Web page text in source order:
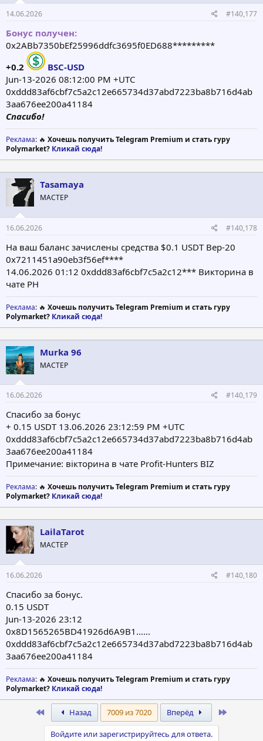
14.06.2026 #140,177
Бонус получен:
0x2ABb7350bEf25996ddfc3695f0ED688*********
+0.2
BSC-USD
Jun-13-2026 08:12:00 PM +UTC
0xddd83af6cbf7c5a2c12e665734d37abd7223ba8b716d4ab
3aa676ee200a41184
Спасибо!
Реклама: 🔥 Хочешь получить Telegram Premium и стать гуру
Polymarket? Кликай сюда!
Tasamaya
МАСТЕР
16.06.2026 #140,178
На ваш баланс зачислены средства $0.1 USDT Bep-20
0x7211451a90eb3f56ef****
14.06.2026 01:12 0xddd83af6cbf7c5a2c12*** Викторина в
чате PH
Реклама: 🔥 Хочешь получить Telegram Premium и стать гуру
Polymarket? Кликай сюда!
Murka 96
МАСТЕР
16.06.2026 #140,179
Спасибо за бонус
+ 0.15 USDT 13.06.2026 23:12:59 PM +UTC
0xddd83af6cbf7c5a2c12e665734d37abd7223ba8b716d4ab
3aa676ee200a41184
Примечание: вікторина в чате Profit-Hunters BIZ
Реклама: 🔥 Хочешь получить Telegram Premium и стать гуру
Polymarket? Кликай сюда!
LailaTarot
МАСТЕР
16.06.2026 #140,180
Спасибо за бонус.
0.15 USDT
Jun-13-2026 23:12
0x8D1565265BD41926d6A9B1......
0xddd83af6cbf7c5a2c12e665734d37abd7223ba8b716d4ab
3aa676ee200a41184
Реклама: 🔥 Хочешь получить Telegram Premium и стать гуру
Polymarket? Кликай сюда!
Назад 7009 из 7020 Вперёд
Войдите или зарегистрируйтесь для ответа.